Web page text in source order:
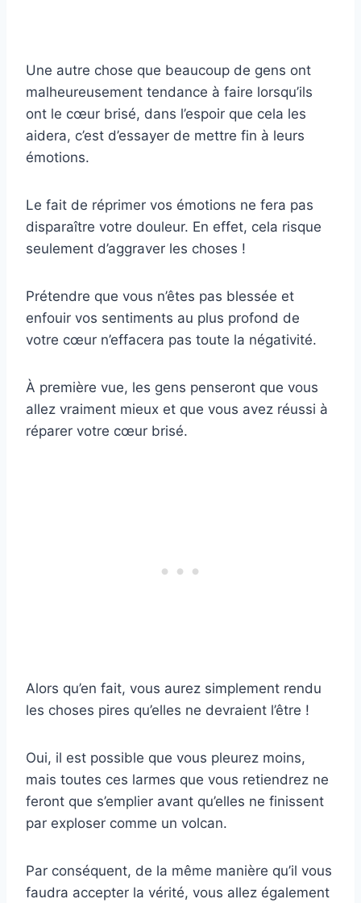
Une autre chose que beaucoup de gens ont
malheureusement tendance à faire lorsqu’ils
ont le cœur brisé, dans l’espoir que cela les
aidera, c’est d’essayer de mettre fin à leurs
émotions.
Le fait de réprimer vos émotions ne fera pas
disparaître votre douleur. En effet, cela risque
seulement d’aggraver les choses !
Prétendre que vous n’êtes pas blessée et
enfouir vos sentiments au plus profond de
votre cœur n’effacera pas toute la négativité.
À première vue, les gens penseront que vous
allez vraiment mieux et que vous avez réussi à
réparer votre cœur brisé.
Alors qu’en fait, vous aurez simplement rendu
les choses pires qu’elles ne devraient l’être !
Oui, il est possible que vous pleurez moins,
mais toutes ces larmes que vous retiendrez ne
feront que s’emplier avant qu’elles ne finissent
par exploser comme un volcan.
Par conséquent, de la même manière qu’il vous
faudra accepter la vérité, vous allez également